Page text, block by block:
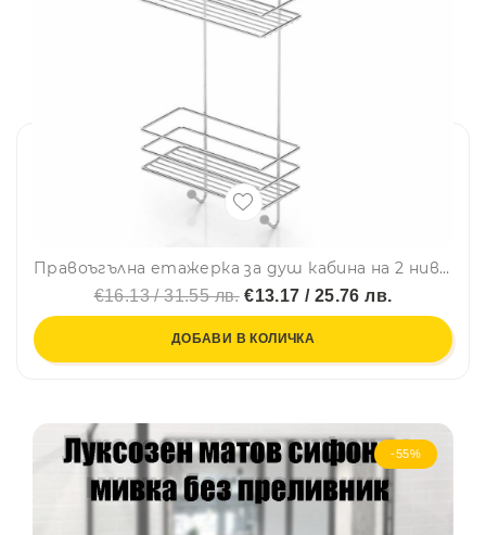
Правоъгълна етажерка за душ кабина на 2 нива TEKNO TEL LM 065, 25х11х62 см, Окачена система, Сребрист
€16.13 / 31.55 лв.€13.17 / 25.76 лв.
ДОБАВИ В КОЛИЧКА
-55%